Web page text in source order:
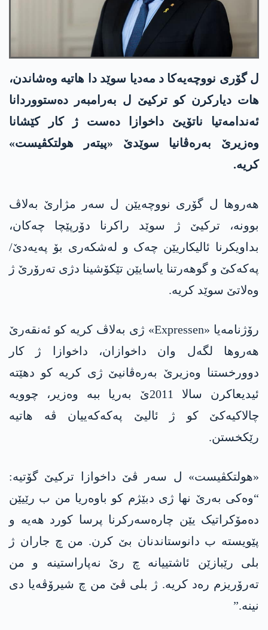
ل گۆری نووچەیەکا د مەدیا سوێد دا ھاتیە وەشاندن،
ھات دیارکرن کو ترکیێ ل بەرامبەر دەستووردانا
ئەندامەتیا ناتۆیێ داخوازا دەست ژ کار کێشانا
وەزیرێ بەرەڤانیا سوێدێ «پیتەر ھولتکڤیست»
کریە.
ھەروھا ل گۆری نووچەیێن ل سەر مژارێ بەلاڤ
بوونە، ترکیێ ژ سوێد راکرنا دۆرپێچا چەکان،
بداویکرنا ئالیکاریێن چەک و لەشکەری بۆ پەیەدێ/
پەکەکێ و گوھەرتنا یاسایێن تێکۆشینا دژی تەرۆرێ ژ
وەلاتێ سوێد کریە.
رۆژنامەیا «Expressen» ژی بەلاڤ کریە کو ئەنقەرێ
ھەروھا لگەل وان داخوازان، داخوازا ژ کار
دوورخستنا وەزیرێ بەرەڤانیێ ژی کریە کو دهێتە
ئیدیعاکرن سالا 2011ێ بەریا ببە وەزیر، چوویە
چالاکیەکێ کو ژ ئالیێ پەکەکەییان ڤە ھاتیە
رێکخستن.
«ھولتکڤیست» ل سەر ڤێ داخوازا ترکیێ گۆتیە:
“وەکی بەرێ نھا ژی دبێژم کو باوەریا من ب رێیێن
دەمۆکراتیک یێن چارەسەرکرنا پرسا کورد ھەیە و
پێویستە ب دانوستاندنان بێ کرن. من چ جاران ژ
بلی رێبازێن ئاشتییانە چ رێ نەپاراستینە و من
تەرۆریزم رەد کریە. ژ بلی ڤێ من چ شیرۆڤەیا دی
نینە.”